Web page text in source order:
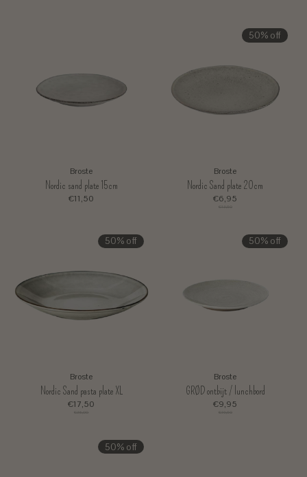
Broste
Nordic sand plate 15cm
€11,50
50% off
Broste
Nordic Sand plate 20cm
€6,95
€13,90
50% off
Broste
Nordic Sand pasta plate XL
€17,50
€35,00
50% off
Broste
GRØD ontbijt / lunchbord
€9,95
€19,90
50% off